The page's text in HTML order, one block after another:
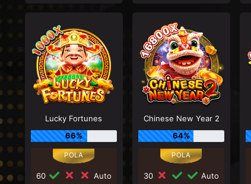
Lucky Fortunes
66%
60
Auto
Chinese New Year 2
64%
30
Auto